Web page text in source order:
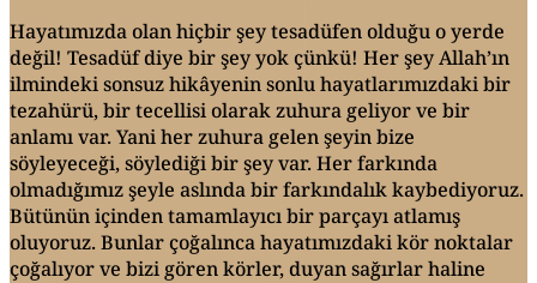
Hayatımızda olan hiçbir şey tesadüfen olduğu o yerde
değil! Tesadüf diye bir şey yok çünkü! Her şey Allah’ın
ilmindeki sonsuz hikâyenin sonlu hayatlarımızdaki bir
tezahürü, bir tecellisi olarak zuhura geliyor ve bir
anlamı var. Yani her zuhura gelen şeyin bize
söyleyeceği, söylediği bir şey var. Her farkında
olmadığımız şeyle aslında bir farkındalık kaybediyoruz.
Bütünün içinden tamamlayıcı bir parçayı atlamış
oluyoruz. Bunlar çoğalınca hayatımızdaki kör noktalar
çoğalıyor ve bizi gören körler, duyan sağırlar haline